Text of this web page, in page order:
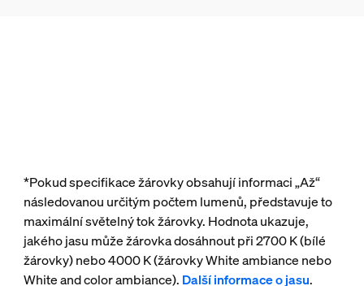
*Pokud specifikace žárovky obsahují informaci „Až“
následovanou určitým počtem lumenů, představuje to
maximální světelný tok žárovky. Hodnota ukazuje,
jakého jasu může žárovka dosáhnout při 2700 K (bílé
žárovky) nebo 4000 K (žárovky White ambiance nebo
White and color ambiance). Další informace o jasu.